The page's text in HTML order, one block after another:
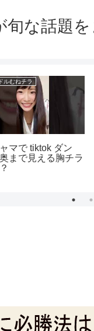
旬な話題
ルむねチラ
マで tiktok ダン
まで見える胸チラ